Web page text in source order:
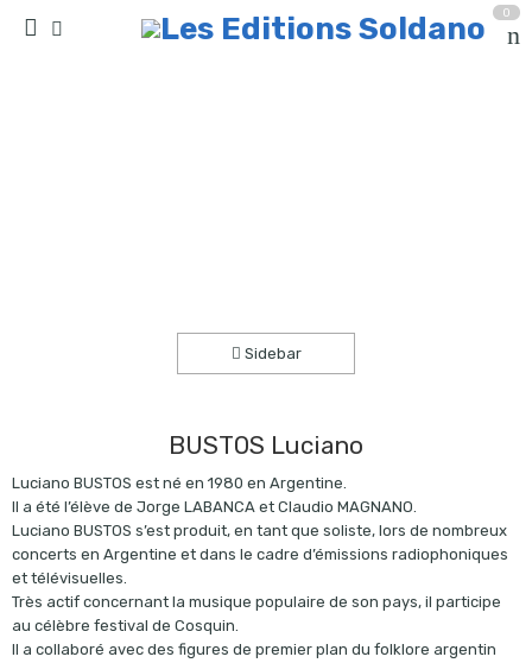
0
Sidebar
BUSTOS Luciano
Luciano BUSTOS est né en 1980 en Argentine.
Il a été l’élève de Jorge LABANCA et Claudio MAGNANO.
Luciano BUSTOS s’est produit, en tant que soliste, lors de nombreux
concerts en Argentine et dans le cadre d’émissions radiophoniques
et télévisuelles.
Très actif concernant la musique populaire de son pays, il participe
au célèbre festival de Cosquin.
Il a collaboré avec des figures de premier plan du folklore argentin